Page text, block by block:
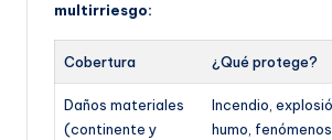
multirriesgo:
Cobertura ¿Qué protege?
Daños materiales
(continente y
Incendio,
humo, fenómenos